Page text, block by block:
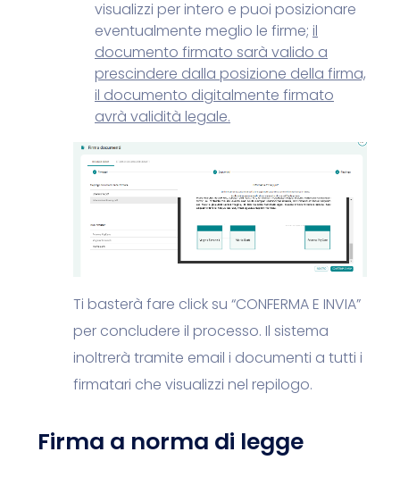
visualizzi per intero e puoi posizionare
eventualmente meglio le firme; il
documento firmato sarà valido a
prescindere dalla posizione della firma,
il documento digitalmente firmato
avrà validità legale.
Ti basterà fare click su “CONFERMA E INVIA”
per concludere il processo. Il sistema
inoltrerà tramite email i documenti a tutti i
firmatari che visualizzi nel repilogo.
Firma a norma di legge